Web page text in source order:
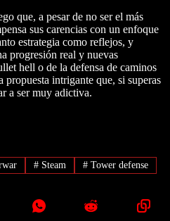
que, a pesar de no ser el más
sus carencias con un enfoque
estrategia como reflejos, y
progresión real y nuevas
hell o de la defensa de caminos
propuesta intrigante que, si superas
a ser muy adictiva.
# Steam # Tower defense